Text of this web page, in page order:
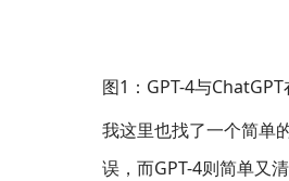
图1：GPT-4与
我这里也找了一个简单
误，而GPT-4则简单又